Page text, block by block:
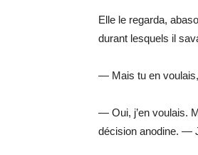
Elle le regarda,
durant lesquels il
— Mais tu en
— Oui, j’en voulais.
décision anodine. —